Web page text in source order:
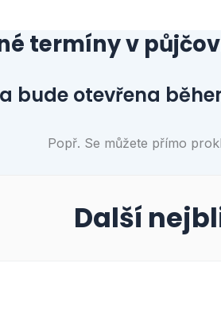
termíny v
bude otevřena
Popř. Se můžete přímo
Další